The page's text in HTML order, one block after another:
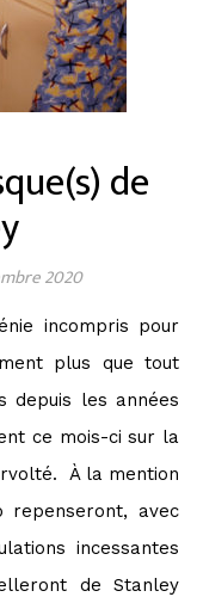
de
2020
plus que tout
depuis les années
ce mois-ci sur la
À la mention
repenseront, avec
incessantes
de Stanley